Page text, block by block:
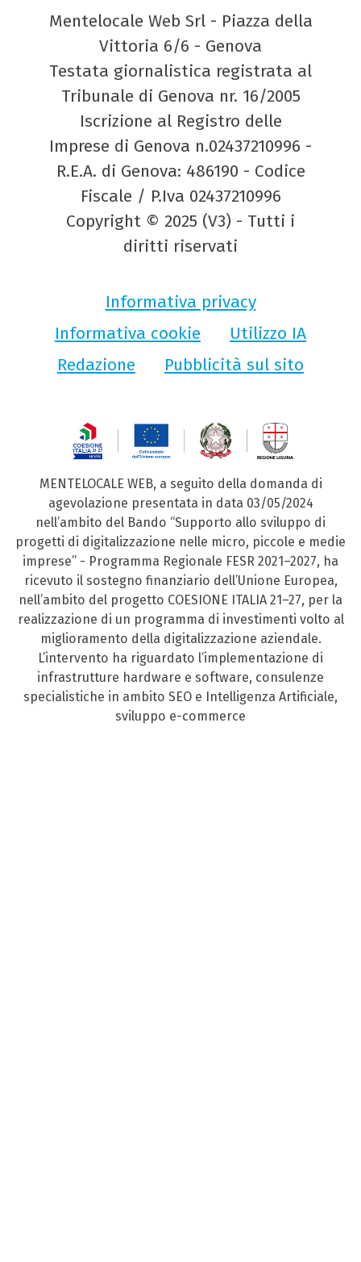
Mentelocale Web Srl - Piazza della
Vittoria 6/6 - Genova
Testata giornalistica registrata al
Tribunale di Genova nr. 16/2005
Iscrizione al Registro delle
Imprese di Genova n.02437210996 -
R.E.A. di Genova: 486190 - Codice
Fiscale / P.Iva 02437210996
Copyright © 2025 (V3) - Tutti i
diritti riservati
Informativa privacy
Informativa cookie
Utilizzo IA
Redazione
Pubblicità sul sito
MENTELOCALE WEB, a seguito della domanda di
agevolazione presentata in data 03/05/2024
nell’ambito del Bando “Supporto allo sviluppo di
progetti di digitalizzazione nelle micro, piccole e medie
imprese” - Programma Regionale FESR 2021–2027, ha
ricevuto il sostegno finanziario dell’Unione Europea,
nell’ambito del progetto COESIONE ITALIA 21–27, per la
realizzazione di un programma di investimenti volto al
miglioramento della digitalizzazione aziendale.
L’intervento ha riguardato l’implementazione di
infrastrutture hardware e software, consulenze
specialistiche in ambito SEO e Intelligenza Artificiale,
sviluppo e-commerce